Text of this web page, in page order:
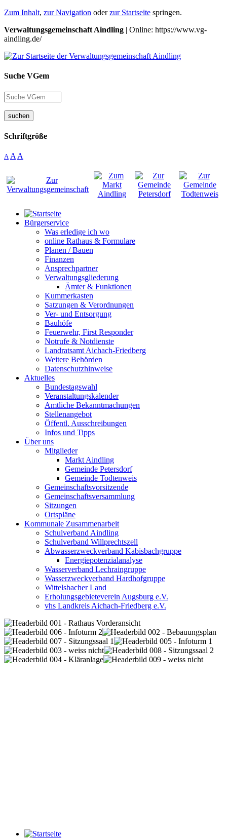
Zum Inhalt, zur Navigation oderzur Startseite springen.
Verwaltungsgemeinschaft Aindling | Online: https://www.vg-
aindling.de/
Suche VGem
suchen
Schriftgröße
A A A
Bürgerservice
Was erledige ich wo
online Rathaus & Formulare
Planen / Bauen
Finanzen
Ansprechpartner
Verwaltungsgliederung
Ämter & Funktionen
Kummerkasten
Satzungen & Verordnungen
Ver- und Entsorgung
Bauhöfe
Feuerwehr, First Responder
Notrufe & Notdienste
Landratsamt Aichach-Friedberg
Weitere Behörden
Datenschutzhinweise
Aktuelles
Bundestagswahl
Veranstaltungskalender
Amtliche Bekanntmachungen
Stellenangebot
Öffentl. Ausschreibungen
Infos und Tipps
Über uns
Mitglieder
Markt Aindling
Gemeinde Petersdorf
Gemeinde Todtenweis
Gemeinschaftsvorsitzende
Gemeinschaftsversammlung
Sitzungen
Ortspläne
Kommunale Zusammenarbeit
Schulverband Aindling
Schulverband Willprechtszell
Abwasserzweckverband Kabisbachgruppe
Energiepotenzialanalyse
Wasserverband Lechraingruppe
Wasserzweckverband Hardhofgruppe
Wittelsbacher Land
Erholungsgebieteverein Augsburg e.V.
vhs Landkreis Aichach-Friedberg e.V.